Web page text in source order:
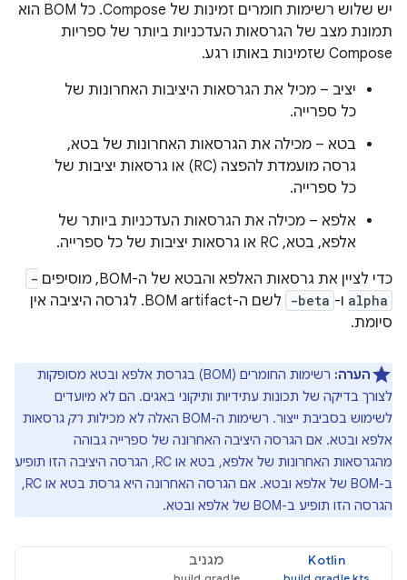
יש שלוש רשימות חומרים זמינות של Compose. כל BOM הוא
תמונת מצב של הגרסאות העדכניות ביותר של ספריות
Compose שזמינות באותו רגע.
יציב – מכיל את הגרסאות היציבות האחרונות של
כל ספרייה.
בטא – מכילה את הגרסאות האחרונות של בטא,
גרסה מועמדת להפצה (RC) או גרסאות יציבות של
כל ספרייה.
אלפא – מכילה את הגרסאות העדכניות ביותר של
אלפא, בטא, RC או גרסאות יציבות של כל ספרייה.
כדי לציין את גרסאות האלפא והבטא של ה-BOM, מוסיפים
-
alpha ו- -beta
לשם ה-BOM artifact. לגרסה היציבה אין
סיומת.
הערה:
רשימות החומרים (BOM) בגרסת אלפא ובטא מסופקות
לצורך בדיקה של תכונות עתידיות ותיקוני באגים. הם לא מיועדים
לשימוש בסביבת ייצור. רשימות ה-BOM האלה לא מכילות
רק גרסאות
אלפא ובטא. אם הגרסה היציבה האחרונה של ספרייה גבוהה
מהגרסאות האחרונות של אלפא, בטא או RC, הגרסה היציבה הזו תופיע
ב-BOM של אלפא ובטא. אם הגרסה האחרונה היא גרסת בטא או RC,
הגרסה הזו תופיע ב-BOM של אלפא ובטא.
Kotlin מגניב